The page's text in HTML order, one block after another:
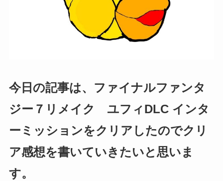
今日の記事は、ファイナルファンタ
ジー７リメイク ユフィDLC インタ
ーミッションをクリアしたのでクリ
ア感想を書いていきたいと思いま
す。